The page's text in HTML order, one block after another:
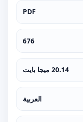
PDF
676
20.14 ميجا بايت
العربية